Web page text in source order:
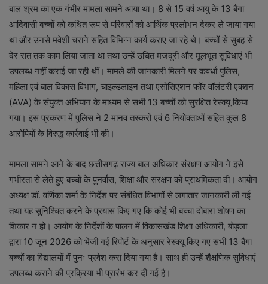
बाल श्रम का एक गंभीर मामला सामने आया था। 8 से 15 वर्ष आयु के 13 बैगा
आदिवासी बच्चों को कथित रूप से परिवारों को आर्थिक प्रलोभन देकर ले जाया गया
था और उनसे मवेशी चराने सहित विभिन्न कार्य कराए जा रहे थे। बच्चों से सुबह से
देर रात तक काम लिया जाता था तथा उन्हें उचित मजदूरी और मूलभूत सुविधाएं भी
उपलब्ध नहीं कराई जा रही थीं। मामले की जानकारी मिलने पर कवर्धा पुलिस,
महिला एवं बाल विकास विभाग, चाइल्डलाइन तथा एसोसिएशन फॉर वॉलंटरी एक्शन
(AVA) के संयुक्त अभियान के माध्यम से सभी 13 बच्चों को सुरक्षित रेस्क्यू किया
गया। इस प्रकरण में पुलिस ने 2 मानव तस्करों एवं 6 नियोक्ताओं सहित कुल 8
आरोपियों के विरुद्ध कार्रवाई भी की।
मामला सामने आने के बाद छत्तीसगढ़ राज्य बाल अधिकार संरक्षण आयोग ने इसे
गंभीरता से लेते हुए बच्चों के पुनर्वास, शिक्षा और संरक्षण को प्राथमिकता दी। आयोग
अध्यक्ष डॉ. वर्णिका शर्मा के निर्देश पर संबंधित विभागों से लगातार जानकारी ली गई
तथा यह सुनिश्चित करने के प्रयास किए गए कि कोई भी बच्चा दोबारा शोषण का
शिकार न हो। आयोग के निर्देशों के पालन में विकासखंड शिक्षा अधिकारी, बोड़ला
द्वारा 10 जून 2026 को भेजी गई रिपोर्ट के अनुसार रेस्क्यू किए गए सभी 13 बैगा
बच्चों का विद्यालयों में पुनः प्रवेश करा दिया गया है। साथ ही उन्हें शैक्षणिक सुविधाएं
उपलब्ध कराने की प्रक्रिया भी प्रारंभ कर दी गई है।